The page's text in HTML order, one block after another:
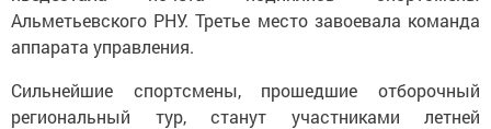
Альметьевского РНУ. Третье место завоевала команда
аппарата управления.
Сильнейшие спортсмены, прошедшие отборочный
региональный тур, станут участниками летней